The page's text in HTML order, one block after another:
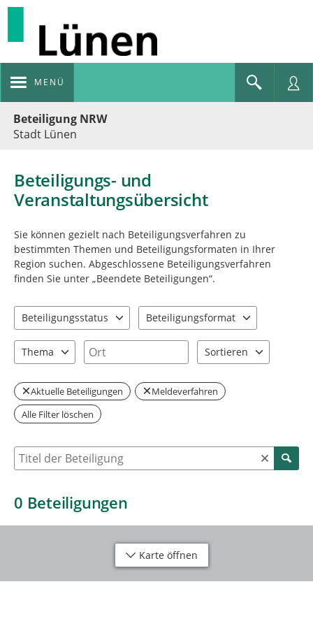
MENÜ
Beteiligung NRW
Stadt Lünen
Beteiligungs- und
Veranstaltungsübersicht
Sie können gezielt nach Beteiligungsverfahren zu
bestimmten Themen und Beteiligungsformaten in Ihrer
Region suchen. Abgeschlossene Beteiligungsverfahren
finden Sie unter „Beendete Beteiligungen“.
Beteiligungsstatus
Beteiligungsformat
Thema
Ort
Sortieren
Aktuelle Beteiligungen
Meldeverfahren
Alle Filter löschen
Suche nach Beteiligung
0 Beteiligungen
Karte öffnen